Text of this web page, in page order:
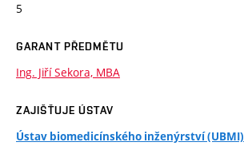
5
GARANT PŘEDMĚTU
Ing. Jiří Sekora, MBA
ZAJIŠŤUJE ÚSTAV
Ústav biomedicínského inženýrství (UBMI)